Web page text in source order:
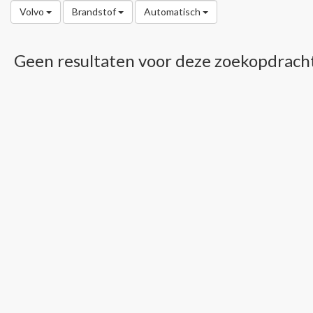
Volvo Brandstof Automatisch
Geen resultaten voor deze